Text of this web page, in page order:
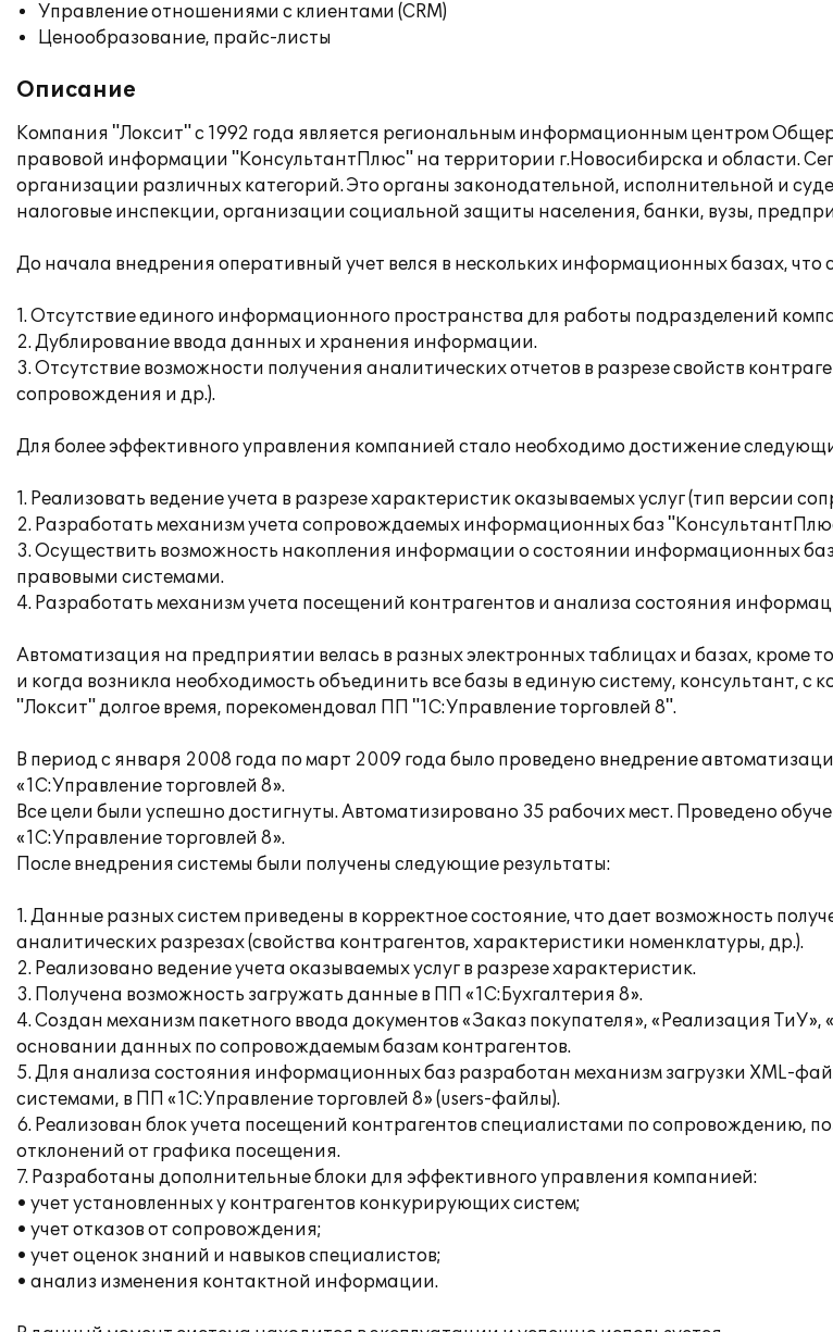
Управление отношениями с клиентами (CRM)
Ценообразование, прайс-листы
Описание
Компания "Локсит" с 1992 года является региональным информационным центром
правовой информации "КонсультантПлюс" на территории г.Новосибирска и области.
организации различных категорий. Это органы законодательной, исполнительной и
налоговые инспекции, организации социальной защиты населения, банки, вузы,
До начала внедрения оперативный учет велся в нескольких информационных базах,
1. Отсутствие единого информационного пространства для работы подразделений
2. Дублирование ввода данных и хранения информации.
3. Отсутствие возможности получения аналитических отчетов в разрезе свойств
сопровождения и др.).
Для более эффективного управления компанией стало необходимо достижение
1. Реализовать ведение учета в разрезе характеристик оказываемых услуг (тип версии
2. Разработать механизм учета сопровождаемых информационных баз
3. Осуществить возможность накопления информации о состоянии информационных
правовыми системами.
4. Разработать механизм учета посещений контрагентов и анализа состояния
Автоматизация на предприятии велась в разных электронных таблицах и базах, кроме
и когда возникла необходимость объединить все базы в единую систему, консультант, с
"Локсит" долгое время, порекомендовал ПП "1С:Управление торговлей 8".
В период с января 2008 года по март 2009 года было проведено внедрение
«1С:Управление торговлей 8».
Все цели были успешно достигнуты. Автоматизировано 35 рабочих мест. Проведено
«1С:Управление торговлей 8».
После внедрения системы были получены следующие результаты:
1. Данные разных систем приведены в корректное состояние, что дает возможность
аналитических разрезах (свойства контрагентов, характеристики номенклатуры, др.).
2. Реализовано ведение учета оказываемых услуг в разрезе характеристик.
3. Получена возможность загружать данные в ПП «1С:Бухгалтерия 8».
4. Создан механизм пакетного ввода документов «Заказ покупателя», «Реализация
основании данных по сопровождаемым базам контрагентов.
5. Для анализа состояния информационных баз разработан механизм загрузки XML-
системами, в ПП «1С:Управление торговлей 8» (users-файлы).
6. Реализован блок учета посещений контрагентов специалистами по сопровождению,
отклонений от графика посещения.
7. Разработаны дополнительные блоки для эффективного управления компанией:
• учет установленных у контрагентов конкурирующих систем;
• учет отказов от сопровождения;
• учет оценок знаний и навыков специалистов;
• анализ изменения контактной информации.